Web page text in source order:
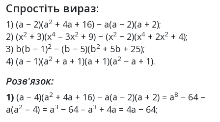
Спростіть вираз:
1) (a − 2)(a2 + 4a + 16) − a(a − 2)(a + 2);
2) (x2 + 3)(x4 – 3x2 + 9) − (x2 − 2)(x4 + 2x2 + 4);
3) b(b − 1)2 − (b − 5)(b2 + 5b + 25);
4) (a − 1)(a2 + a + 1)(a + 1)(a2 − a + 1).
Розв'язок:
1) (a − 4)(a2 + 4a + 16) − a(a − 2)(a + 2) = a8 − 64 –
a(a2 – 4) = a3 − 64 – a3 + 4a = 4a − 64;